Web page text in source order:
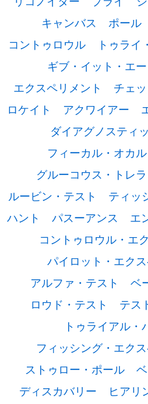
キャンバス
ポール
コントゥロウル
トゥライ
ギブ・イット・エ
エクスペリメント
チェ
ロケイト
アクワイアー
ダイアグノスティ
フィーカル・オカ
グルーコウス・トレ
ルービン・テスト
ティッ
ハント
パスーアンス
エ
コントゥロウル・エ
パイロット・エク
アルファ・テスト
ベ
ロウド・テスト
テス
トゥライアル・
フィッシング・エク
ストゥロー・ポール
ディスカバリー
ヒアリ